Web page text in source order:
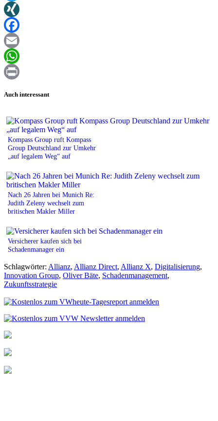
Twitter
XING
Facebook
Email
WhatsApp
Auch interessant
Kompass Group ruft Kompass
Group Deutschland zur Umkehr
„auf legalem Weg“ auf
Nach 26 Jahren bei Munich Re:
Judith Zeleny wechselt zum
britischen Makler Miller
Versicherer kaufen sich bei
Schadenmanager ein
Schlagwörter: Allianz, Allianz Direct, Allianz X, Digitalisierung,
Innovation Group, Oliver Bäte, Schadenmanagement,
Zukunftsstrategie